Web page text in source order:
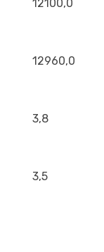
12100,0
12960,0
3,8
3,5